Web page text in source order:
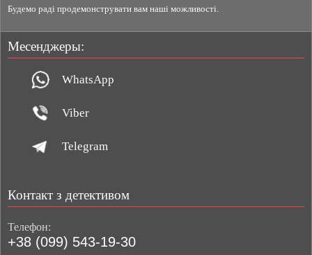
Будемо раді продемонструвати вам наші можливості.
Месенджеры:
WhatsApp
Viber
Telegram
Контакт з детективом
Телефон:
+38 (099) 543-19-30